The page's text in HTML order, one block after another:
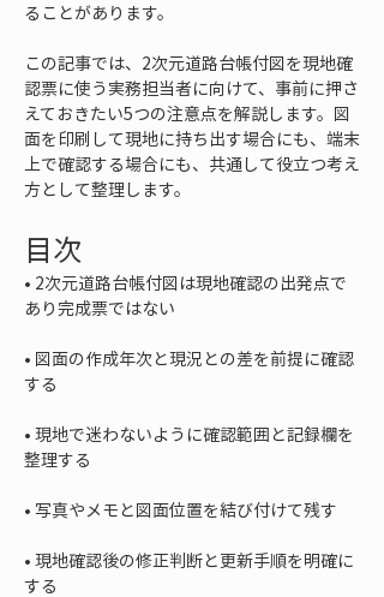
ることがあります。
この記事では、2次元道路台帳付図を現地確
認票に使う実務担当者に向けて、事前に押さ
えておきたい5つの注意点を解説します。図
面を印刷して現地に持ち出す場合にも、端末
上で確認する場合にも、共通して役立つ考え
方として整理します。
目次
• 2次元道路台帳付図は現地確認の出発点で
• 図面の作成年次と現況との差を前提に確認
• 現地で迷わないように確認範囲と記録欄を
•
• 現地確認後の修正判断と更新手順を明確に